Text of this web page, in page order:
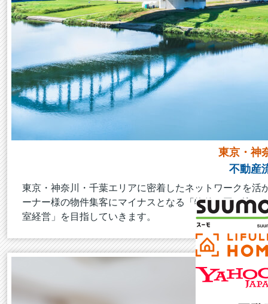
東京・神
不動産
東京・神奈川・千葉エリアに密着したネットワークを
ーナー様の物件集客にマイナスとなる「物件の囲い込
室経営」を目指していきます。